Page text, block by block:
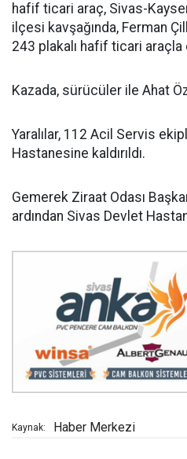
hafif ticari araç, Sivas-
ilçesi kavşağında, Ferman
243 plakalı hafif ticari araçla
Kazada, sürücüler ile Ahat
Yaralılar, 112 Acil Servis
Hastanesine kaldırıldı.
Gemerek Ziraat Odası
ardından Sivas Devlet
Kaynak: Haber Merkezi